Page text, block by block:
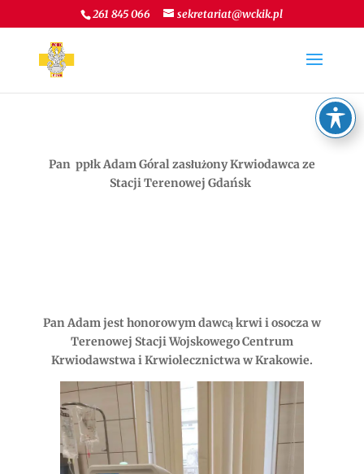
261 845 066 sekretariat@wckik.pl
Pan ppłk Adam Góral zasłużony Krwiodawca ze
Stacji Terenowej Gdańsk
Pan Adam jest honorowym dawcą krwi i osocza w
Terenowej Stacji Wojskowego Centrum
Krwiodawstwa i Krwiolecznictwa w Krakowie.